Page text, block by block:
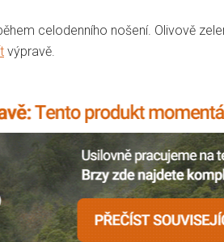
celodenního nošení. Olivově
výpravě.